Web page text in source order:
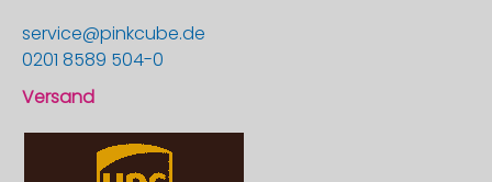
service@pinkcube.de
0201 8589 504-0
Versand